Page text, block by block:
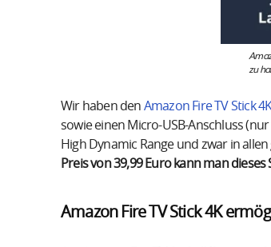
zu
Wir haben den Amazon Fire TV Stick
sowie einen Micro-USB-Anschluss
High Dynamic Range und zwar in
Preis von 39,99 Euro kann man
Amazon Fire TV Stick 4K